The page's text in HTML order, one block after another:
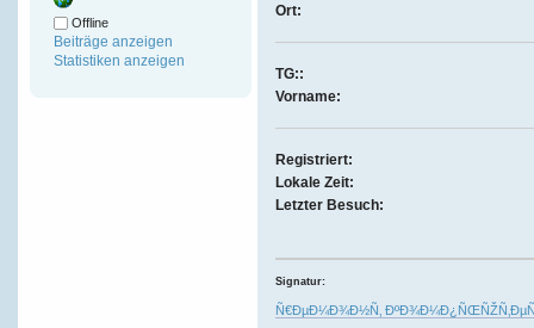
Offline
Beiträge anzeigen
Statistiken anzeigen
Ort:
TG::
Vorname:
Registriert:
Lokale Zeit:
Letzter Besuch:
Signatur:
Ñ€ÐµÐ¼Ð¾Ð½Ñ‚